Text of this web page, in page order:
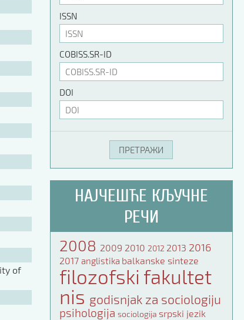
of
ISSN
COBISS.SR-ID
DOI
НАЈЧЕШЋЕ КЉУЧНЕ
РЕЧИ
2008 2009 2010 2012 2013 2016
2017 anglistika balkanske sinteze
filozofski fakultet
nis godisnjak za sociologiju
psihologija sociologija srpski jezik